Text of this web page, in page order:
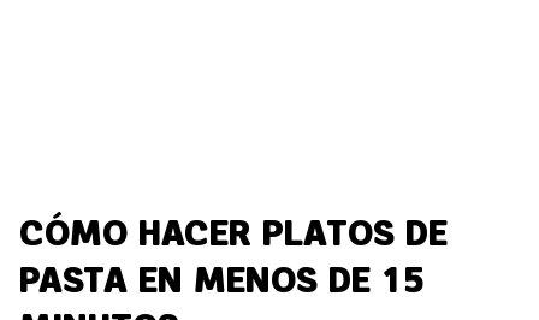
CÓMO HACER PLATOS DE
PASTA EN MENOS DE 15